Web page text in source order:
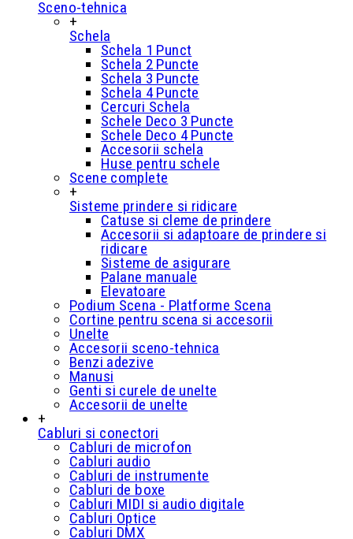
Sceno-tehnica
+
Schela
Schela 1 Punct
Schela 2 Puncte
Schela 3 Puncte
Schela 4 Puncte
Cercuri Schela
Schele Deco 3 Puncte
Schele Deco 4 Puncte
Accesorii schela
Huse pentru schele
Scene complete
+
Sisteme prindere si ridicare
Catuse si cleme de prindere
Accesorii si adaptoare de prindere si
ridicare
Sisteme de asigurare
Palane manuale
Elevatoare
Podium Scena - Platforme Scena
Cortine pentru scena si accesorii
Unelte
Accesorii sceno-tehnica
Benzi adezive
Manusi
Genti si curele de unelte
Accesorii de unelte
+
Cabluri si conectori
Cabluri de microfon
Cabluri audio
Cabluri de instrumente
Cabluri de boxe
Cabluri MIDI si audio digitale
Cabluri Optice
Cabluri DMX